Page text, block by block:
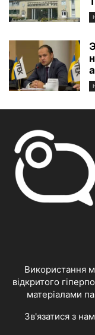
Використання
відкритого
матеріалами
Зв'язатися з